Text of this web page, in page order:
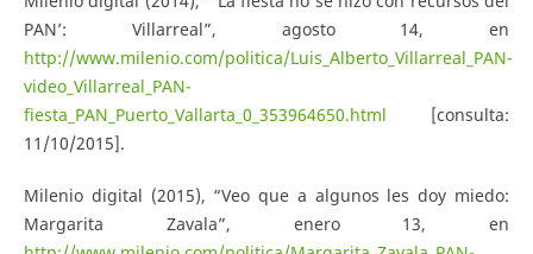
PAN’: Villarreal”, agosto 14, en
http://www.milenio.com/politica/Luis_Alberto_Villarreal_PAN-
video_Villarreal_PAN-
fiesta_PAN_Puerto_Vallarta_0_353964650.html [consulta:
11/10/2015].
Milenio digital (2015), “Veo que a algunos les doy miedo:
Margarita Zavala”, enero 13, en